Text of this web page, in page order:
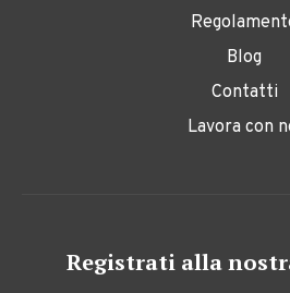
Blog
Contatti
Lavora con
Registrati alla